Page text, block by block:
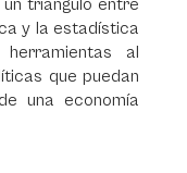
triángulo entre
y la estadística
al
que puedan
una economía